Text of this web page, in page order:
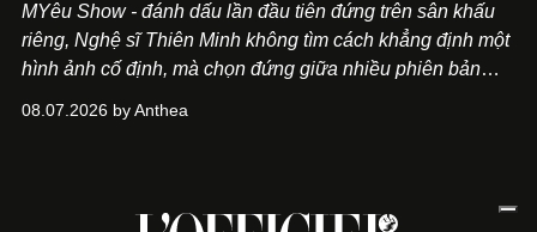
MYêu Show - đánh dấu lần đầu tiên đứng trên sân khấu
riêng, Nghệ sĩ Thiên Minh không tìm cách khẳng định một
hình ảnh cố định, mà chọn đứng giữa nhiều phiên bản
một bộ suit lụa - như một cách "take the risk" khác, ngoài
08.07.2026 by Anthea